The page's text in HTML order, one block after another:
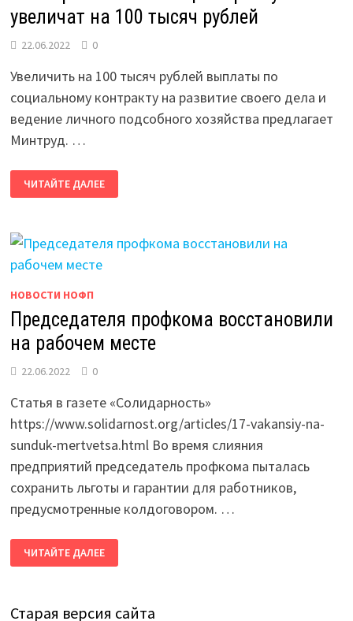
увеличат на 100 тысяч рублей
22.06.2022 0
Увеличить на 100 тысяч рублей выплаты по
социальному контракту на развитие своего дела и
ведение личного подсобного хозяйства предлагает
Минтруд. …
РАЗМЕР
ВЫПЛАТ
ПО
100
ТЫСЯЧ
РУБЛЕЙ
ЧИТАЙТЕ ДАЛЕЕ
НОВОСТИ НОФП
Председателя профкома восстановили
на рабочем месте
22.06.2022 0
Статья в газете «Солидарность»
https://www.solidarnost.org/articles/17-vakansiy-na-
sunduk-mertvetsa.html Во время слияния
предприятий председатель профкома пыталась
сохранить льготы и гарантии для работников,
предусмотренные колдоговором. …
ПРЕДСЕДАТЕЛЯ
ПРОФКОМА
ВОССТАНОВИЛИ
ЧИТАЙТЕ ДАЛЕЕ
Старая версия сайта